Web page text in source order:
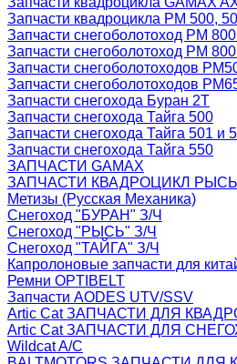
Запчасти квадроцикла РМ 500,
Запчасти снегоболотоход РМ
Запчасти снегоболотоход РМ
Запчасти снегоболотоходов
Запчасти снегоболотоходов
Запчасти снегохода Буран 2Т
Запчасти снегохода Тайга 500
Запчасти снегохода Тайга 501 и
Запчасти снегохода Тайга 550
ЗАПЧАСТИ GAMAX
ЗАПЧАСТИ КВАДРОЦИКЛ
Метизы (Русская Механика)
Снегоход "БУРАН" З/Ч
Снегоход "РЫСЬ" З/Ч
Снегоход "ТАЙГА" З/Ч
Капролоновые запчасти для
Ремни OPTIBELT
Запчасти AODES UTV/SSV
Artic Cat ЗАПЧАСТИ ДЛЯ
Artic Cat ЗАПЧАСТИ ДЛЯ
Wildcat A/C